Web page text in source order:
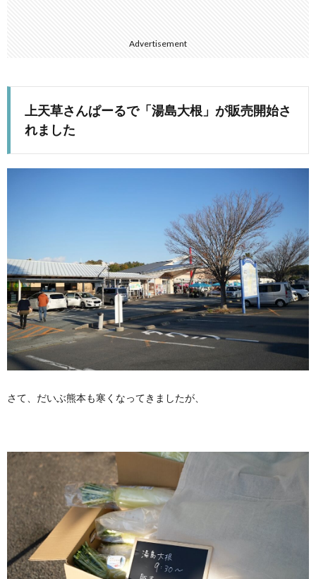
Advertisement
上天草さんぱーるで「湯島大根」が販売開始さ
れました
さて、だいぶ熊本も寒くなってきましたが、